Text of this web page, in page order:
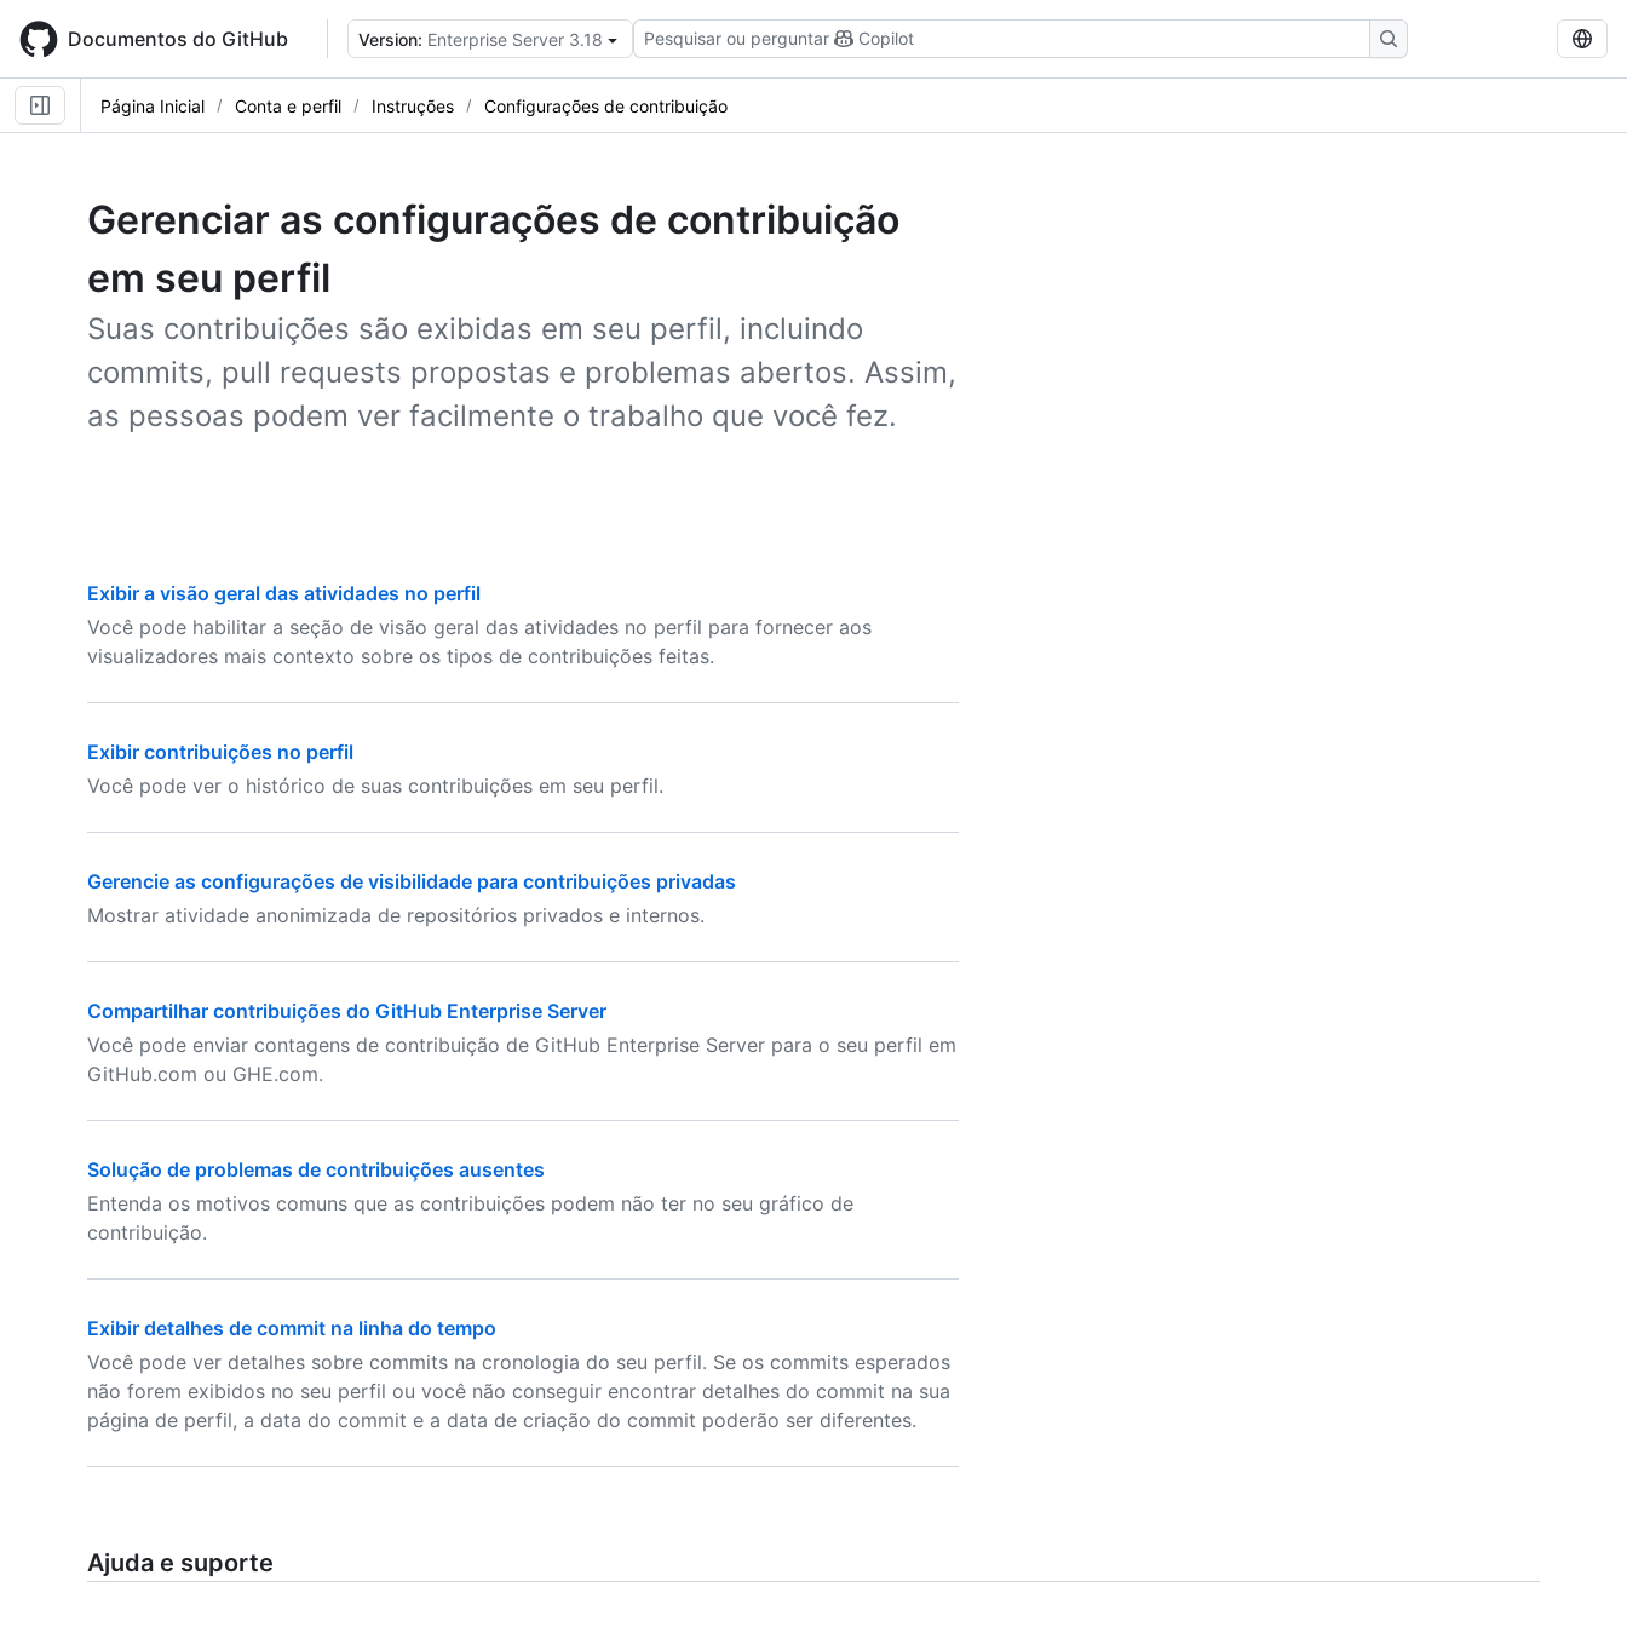
main
content
Documentos do GitHub Version: Enterprise Server 3.18 Pesquisar ou perguntar Copilot
Página Inicial Conta e perfil Instruções Configurações de contribuição
Gerenciar as configurações de contribuição
em seu perfil
Suas contribuições são exibidas em seu perfil, incluindo
commits, pull requests propostas e problemas abertos. Assim,
as pessoas podem ver facilmente o trabalho que você fez.
Exibir a visão geral das atividades no perfil
Você pode habilitar a seção de visão geral das atividades no perfil para fornecer aos
visualizadores mais contexto sobre os tipos de contribuições feitas.
Exibir contribuições no perfil
Você pode ver o histórico de suas contribuições em seu perfil.
Gerencie as configurações de visibilidade para contribuições privadas
Mostrar atividade anonimizada de repositórios privados e internos.
Compartilhar contribuições do GitHub Enterprise Server
Você pode enviar contagens de contribuição de GitHub Enterprise Server para o seu perfil em
GitHub.com ou GHE.com.
Solução de problemas de contribuições ausentes
Entenda os motivos comuns que as contribuições podem não ter no seu gráfico de
contribuição.
Exibir detalhes de commit na linha do tempo
Você pode ver detalhes sobre commits na cronologia do seu perfil. Se os commits esperados
não forem exibidos no seu perfil ou você não conseguir encontrar detalhes do commit na sua
página de perfil, a data do commit e a data de criação do commit poderão ser diferentes.
Ajuda e suporte